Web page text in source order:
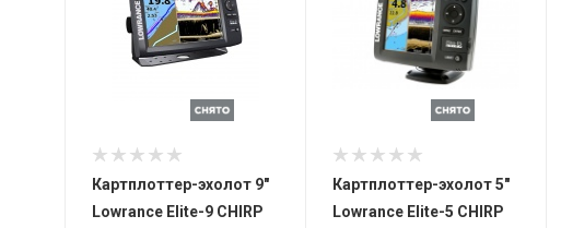
мин.-макс.)
Выходная
мощность
Картплоттер-эхолот 9"
Lowrance Elite-9 CHIRP
мин.-макс.)
Выходная
мощность
Макс. 500 Вт
Разрешение
480 x 480
Картплоттер-эхолот 5"
Lowrance Elite-5 CHIRP